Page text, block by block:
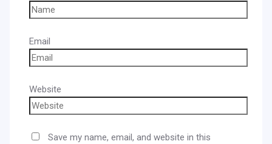
Email
Website
Save my name, email, and website in this